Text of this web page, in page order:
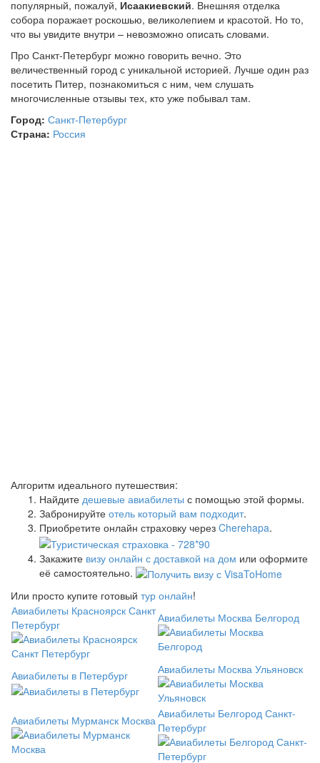
популярный, пожалуй, Исаакиевский. Внешняя отделка
собора поражает роскошью, великолепием и красотой. Но то,
что вы увидите внутри – невозможно описать словами.
Про Санкт-Петербург можно говорить вечно. Это
величественный город с уникальной историей. Лучше один раз
посетить Питер, познакомиться с ним, чем слушать
многочисленные отзывы тех, кто уже побывал там.
Город: Санкт-Петербург
Страна: Россия
Алгоритм идеального путешествия:
Найдите дешевые авиабилеты с помощью этой формы.
Забронируйте отель который вам подходит.
Приобретите онлайн страховку через Cherehapa.
Закажите визу онлайн с доставкой на дом или оформите
её самостоятельно.
Или просто купите готовый тур онлайн!
Авиабилеты Красноярск Санкт
Петербург
Авиабилеты Москва Белгород
Авиабилеты в Петербург Авиабилеты Москва Ульяновск
Авиабилеты Мурманск Москва Авиабилеты Белгород Санкт-
Петербург